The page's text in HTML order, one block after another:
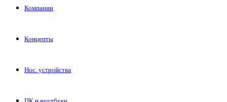
Компании
Концепты
Нос. устройства